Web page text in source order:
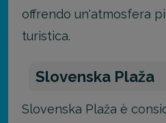
offrendo un'atmosfera
turistica.
Slovenska Plaža
Slovenska Plaža è